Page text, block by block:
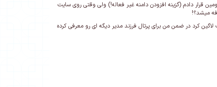
آلیس دومین قرار دادم (گزینه افزودن دامنه غیر فعاله!) ولی وقتی روی سایت
میشد؟!
کرد در ضمن من برای پرتال فرزند مدیر دیگه ای رو معرفی کرده